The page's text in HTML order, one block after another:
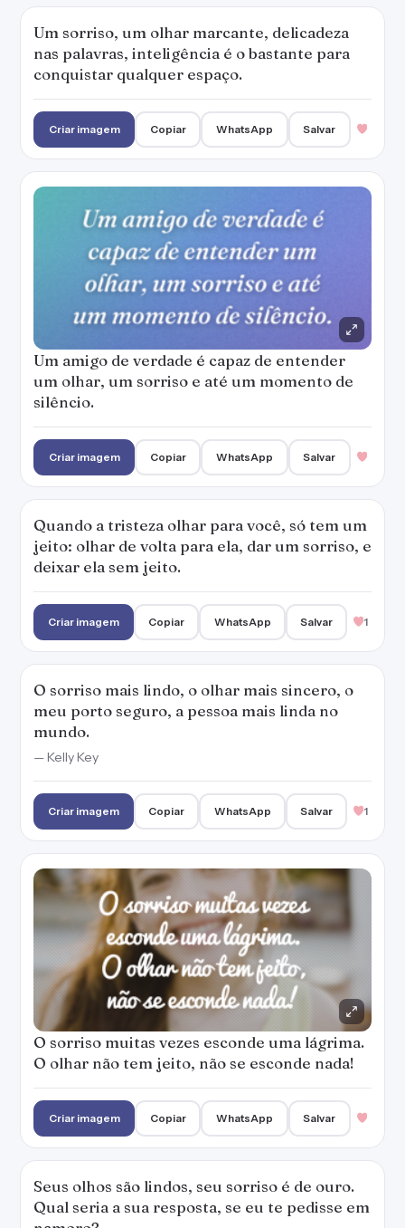
um olhar, um sorriso e até um momento de
silêncio.
Criar imagem Copiar WhatsApp Salvar
Quando a tristeza olhar para você, só tem um
jeito: olhar de volta para ela, dar um sorriso, e
deixar ela sem jeito.
Criar imagem Copiar WhatsApp Salvar 1
meu porto seguro, a pessoa mais linda no
mundo.
— Kelly Key
Criar imagem Copiar WhatsApp Salvar 1
O olhar não tem jeito, não se esconde nada!
Seus olhos são lindos, seu sorriso é de ouro.
Qual seria a sua resposta, se eu te pedisse em
namoro?
Copiar WhatsApp 1
castanhos, sorriso encantador, ele me trata
como uma princesa.
— Cecília Cavalcante
Criar imagem Copiar WhatsApp Salvar